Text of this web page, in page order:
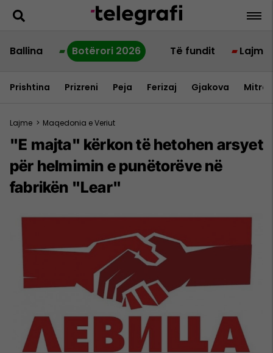
Ballina Botërori 2026 Të fundit Lajme
Prishtina Prizreni Peja Ferizaj Gjakova
Lajme > Maqedonia e Veriut
"E majta" kërkon të hetohen arsyet
për helmimin e punëtorëve në
fabrikën "Lear"